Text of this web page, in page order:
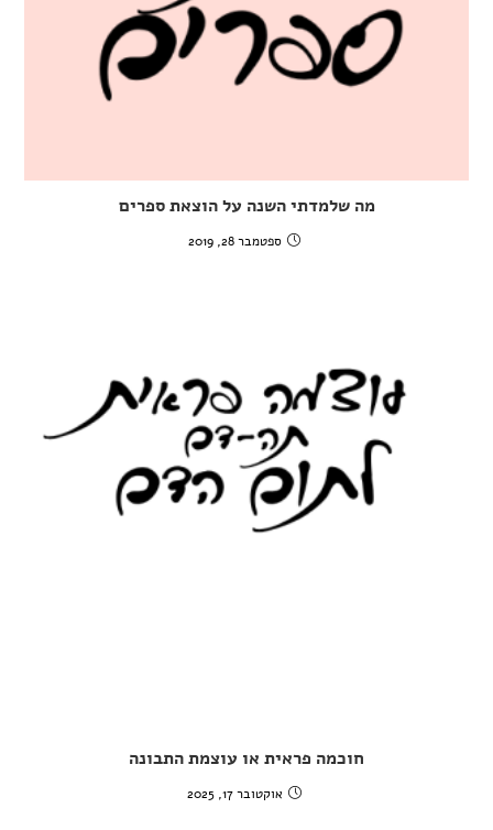
מה שלמדתי השנה על הוצאת ספרים
ספטמבר 28, 2019
חוכמה פראית או עוצמת התבונה
אוקטובר 17, 2025